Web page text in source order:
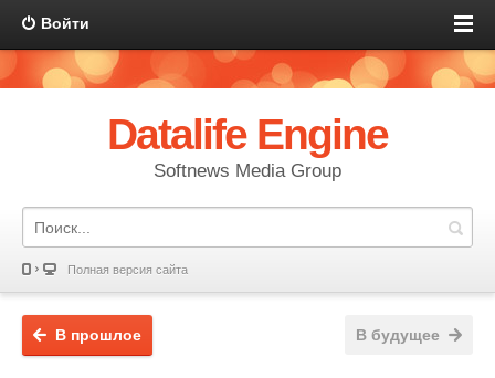
Войти
Datalife Engine
Softnews Media Group
Полная версия сайта
В будущее
В прошлое